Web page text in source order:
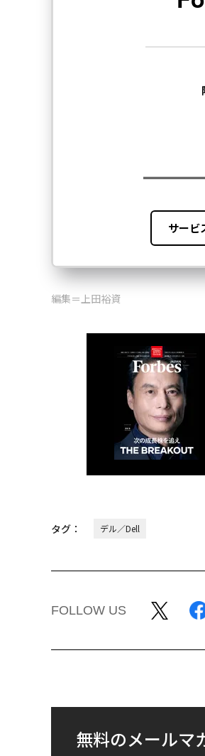
編集＝上田裕資
タグ： デル／Dell
FOLLOW US
無料のメールマ